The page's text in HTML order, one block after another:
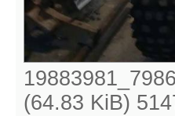
(64.83 KiB)